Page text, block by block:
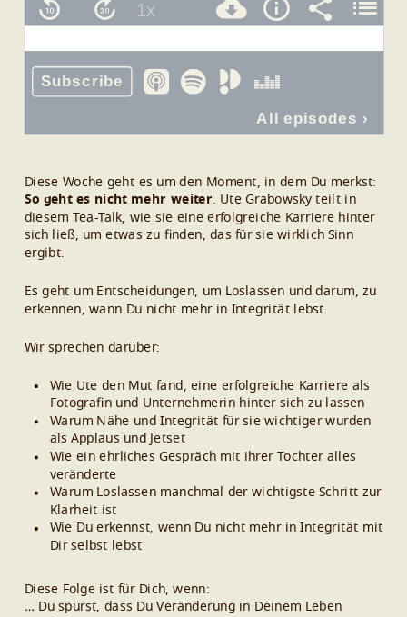
Diese Woche geht es um den Moment, in dem Du merkst:
So geht es nicht mehr weiter . Ute Grabowsky teilt in
diesem Tea-Talk, wie sie eine erfolgreiche Karriere hinter
sich ließ, um etwas zu finden, das für sie wirklich Sinn
ergibt.
Es geht um Entscheidungen, um Loslassen und darum, zu
erkennen, wann Du nicht mehr in Integrität lebst.
Wir sprechen darüber:
Wie Ute den Mut fand, eine erfolgreiche Karriere als
Fotografin und Unternehmerin hinter sich zu lassen
Warum Nähe und Integrität für sie wichtiger wurden
als Applaus und Jetset
Wie ein ehrliches Gespräch mit ihrer Tochter alles
veränderte
Warum Loslassen manchmal der wichtigste Schritt zur
Klarheit ist
Wie Du erkennst, wenn Du nicht mehr in Integrität mit
Dir selbst lebst
Diese Folge ist für Dich, wenn:
… Du spürst, dass Du Veränderung in Deinem Leben